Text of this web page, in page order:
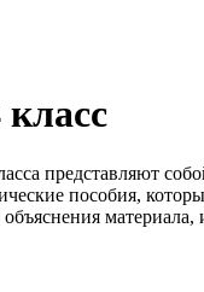
представляют
пособия,